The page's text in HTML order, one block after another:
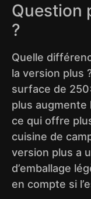
Question
?
Quelle
la version plus
surface de
plus
ce qui offre
cuisine de
version plus a
d’emballage
en compte si